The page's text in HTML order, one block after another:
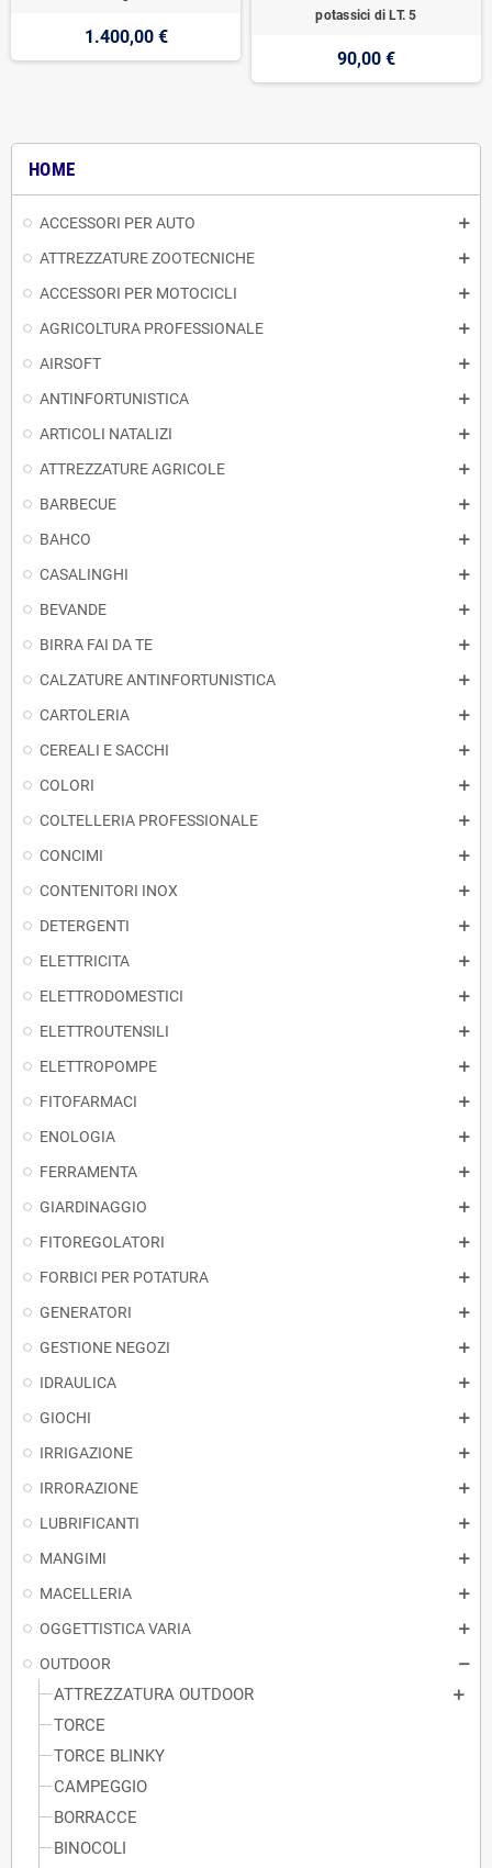
HOME
ACCESSORI PER AUTO
ATTREZZATURE ZOOTECNICHE
ACCESSORI PER MOTOCICLI
AGRICOLTURA PROFESSIONALE
AIRSOFT
ANTINFORTUNISTICA
ARTICOLI NATALIZI
ATTREZZATURE AGRICOLE
BARBECUE
BAHCO
CASALINGHI
BEVANDE
BIRRA FAI DA TE
CALZATURE ANTINFORTUNISTICA
CARTOLERIA
CEREALI E SACCHI
COLORI
COLTELLERIA PROFESSIONALE
CONCIMI
CONTENITORI INOX
DETERGENTI
ELETTRICITA
ELETTRODOMESTICI
ELETTROUTENSILI
ELETTROPOMPE
FITOFARMACI
ENOLOGIA
FERRAMENTA
GIARDINAGGIO
FITOREGOLATORI
FORBICI PER POTATURA
GENERATORI
GESTIONE NEGOZI
IDRAULICA
GIOCHI
IRRIGAZIONE
IRRORAZIONE
LUBRIFICANTI
MANGIMI
MACELLERIA
OGGETTISTICA VARIA
OUTDOOR
ATTREZZATURA OUTDOOR
TORCE
TORCE BLINKY
CAMPEGGIO
BORRACCE
BINOCOLI
1.400,00 €
potassici di LT. 5
90,00 €